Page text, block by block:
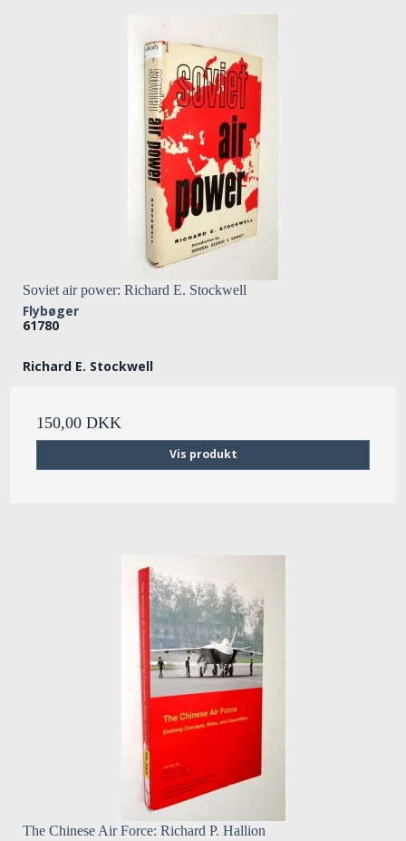
Soviet air power: Richard E. Stockwell
Flybøger
61780
Richard E. Stockwell
150,00 DKK
Vis produkt
The Chinese Air Force: Richard P. Hallion